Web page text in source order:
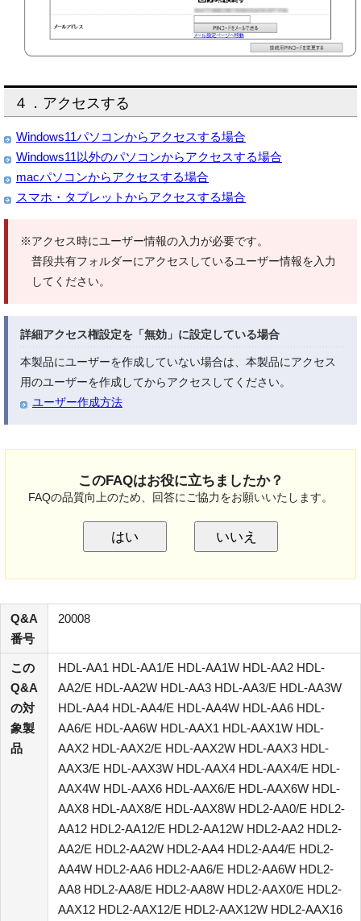
４．アクセスする
Windows11パソコンからアクセスする場合
Windows11以外のパソコンからアクセスする場合
macパソコンからアクセスする場合
スマホ・タブレットからアクセスする場合
※アクセス時にユーザー情報の入力が必要です。
普段共有フォルダーにアクセスしているユーザー情報を入力
してください。
詳細アクセス権設定を「無効」に設定している場合
本製品にユーザーを作成していない場合は、本製品にアクセス
用のユーザーを作成してからアクセスしてください。
ユーザー作成方法
このFAQはお役に立ちましたか？
FAQの品質向上のため、回答にご協力をお願いいたします。
はい いいえ
Q&A
番号
20008
この
Q&A
の対
象製
品
HDL-AA1 HDL-AA1/E HDL-AA1W HDL-AA2 HDL-
AA2/E HDL-AA2W HDL-AA3 HDL-AA3/E HDL-AA3W
HDL-AA4 HDL-AA4/E HDL-AA4W HDL-AA6 HDL-
AA6/E HDL-AA6W HDL-AAX1 HDL-AAX1W HDL-
AAX2 HDL-AAX2/E HDL-AAX2W HDL-AAX3 HDL-
AAX3/E HDL-AAX3W HDL-AAX4 HDL-AAX4/E HDL-
AAX4W HDL-AAX6 HDL-AAX6/E HDL-AAX6W HDL-
AAX8 HDL-AAX8/E HDL-AAX8W HDL2-AA0/E HDL2-
AA12 HDL2-AA12/E HDL2-AA12W HDL2-AA2 HDL2-
AA2/E HDL2-AA2W HDL2-AA4 HDL2-AA4/E HDL2-
AA4W HDL2-AA6 HDL2-AA6/E HDL2-AA6W HDL2-
AA8 HDL2-AA8/E HDL2-AA8W HDL2-AAX0/E HDL2-
AAX12 HDL2-AAX12/E HDL2-AAX12W HDL2-AAX16